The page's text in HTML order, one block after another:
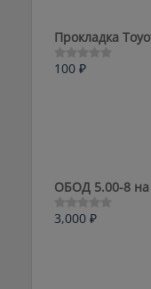
5
Прокладка
Оценка
100 ₽
ОБОД 5.00-8 на
Оценка
3,000 ₽